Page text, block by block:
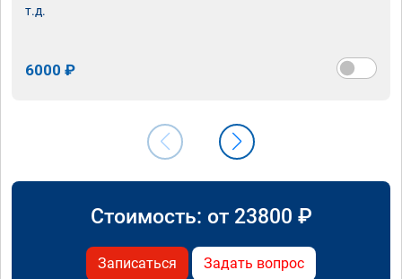
т.д.
6000 ₽
Стоимость: от 23800 ₽
Записаться Задать вопрос